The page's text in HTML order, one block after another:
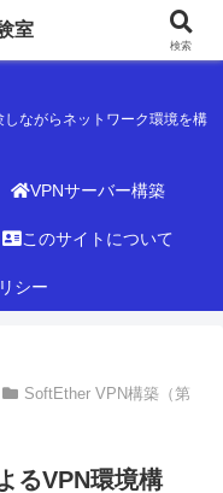
室
ながらネットワーク環境を構
VPNサーバー構築
このサイトについて
シー
SoftEther VPN構築（第
るVPN環境構
室
検索